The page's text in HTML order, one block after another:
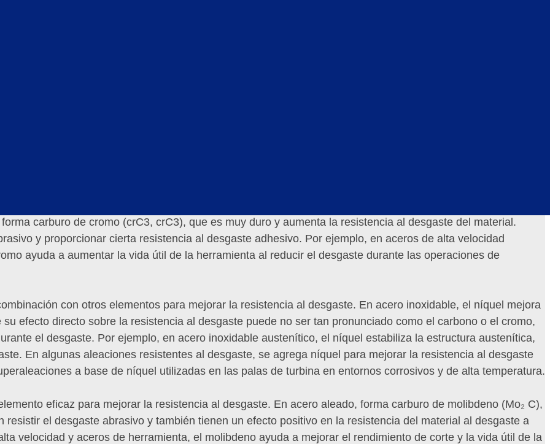
formación de más fases de carburo. Estas partículas de carburo, como el carburo de hierro (fe3 C), actúan
y el desgaste. Los aceros con alto contenido de carbono se usan a menudo en aplicaciones donde la
de corte y resortes.
efecto lubricante, reduciendo la fricción y el desgaste en ciertas aplicaciones, como en bloques de motor.
alta proporción de cementita (fe3 C), lo que le da una dureza muy alta y una excelente resistencia al
de trituradora y bolas de molienda.
al menos 10.5% en acero inoxidable), esta película de óxido proporciona una excelente resistencia a la
al desgaste. La película de óxido actúa como una barrera contra las partículas abrasivas y reduce la
de desgaste. Por ejemplo, en acero inoxidable 316, el contenido de cromo ayuda a mantener la integridad
como en aplicaciones marinas.
carburo de cromo (crC3, crC3), que es muy duro y aumenta la resistencia al desgaste del material.
y proporcionar cierta resistencia al desgaste adhesivo. Por ejemplo, en aceros de alta velocidad
ayuda a aumentar la vida útil de la herramienta al reducir el desgaste durante las operaciones de
con otros elementos para mejorar la resistencia al desgaste. En acero inoxidable, el níquel mejora
efecto directo sobre la resistencia al desgaste puede no ser tan pronunciado como el carbono o el cromo,
el desgaste. Por ejemplo, en acero inoxidable austenítico, el níquel estabiliza la estructura austenítica,
En algunas aleaciones resistentes al desgaste, se agrega níquel para mejorar la resistencia al desgaste
a base de níquel utilizadas en las palas de turbina en entornos corrosivos y de alta temperatura.
eficaz para mejorar la resistencia al desgaste. En acero aleado, forma carburo de molibdeno (Mo₂ C),
el desgaste abrasivo y también tienen un efecto positivo en la resistencia del material al desgaste a
velocidad y aceros de herramienta, el molibdeno ayuda a mejorar el rendimiento de corte y la vida útil de la